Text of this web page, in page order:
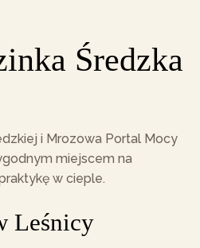
Średzka
i Mrozowa Portal Mocy
miejscem na
w cieple.
Leśnicy